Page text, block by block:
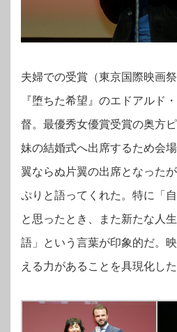
夫婦での受賞（東京国際映画
『堕ちた希望』のエドアルド
督。最優秀女優賞受賞の奥方
妹の結婚式へ出席するため会
翼ならぬ片翼の出席となった
ぷりと語ってくれた。特に「
と思ったとき、また新たな人
語」という言葉が印象的だ。
える力があることを具現化し